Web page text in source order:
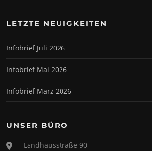
LETZTE NEUIGKEITEN
Infobrief Juli 2026
Infobrief Mai 2026
Infobrief März 2026
UNSER BÜRO
Landhausstraße 90